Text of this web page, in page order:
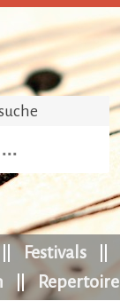
Festivals
Repertoire